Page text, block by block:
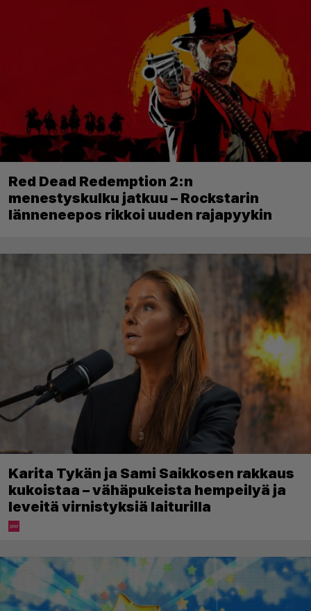
Red Dead Redemption 2:n
menestyskulku jatkuu – Rockstarin
länneneepos rikkoi uuden rajapyykin
Karita Tykän ja Sami Saikkosen rakkaus
kukoistaa – vähäpukeista hempeilyä ja
leveitä virnistyksiä laiturilla